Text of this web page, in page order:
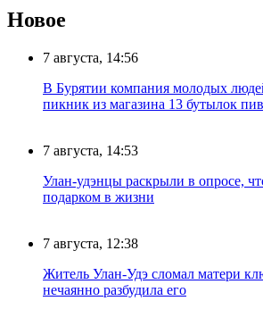
Новое
7 августа, 14:56
В Бурятии компания молодых
пикник из магазина 13 бутылок
7 августа, 14:53
Улан-удэнцы раскрыли в опросе,
подарком в жизни
7 августа, 12:38
Житель Улан-Удэ сломал матери
нечаянно разбудила его